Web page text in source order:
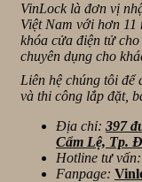
VinLock là đơn vị
Việt Nam với hơn
khóa cửa điện tử
chuyên dụng cho
Liên hệ chúng tôi
và thi công lắp đặt,
Địa chỉ: 397
Cẩm Lệ, Tp.
Hotline tư vấn:
Fanpage: